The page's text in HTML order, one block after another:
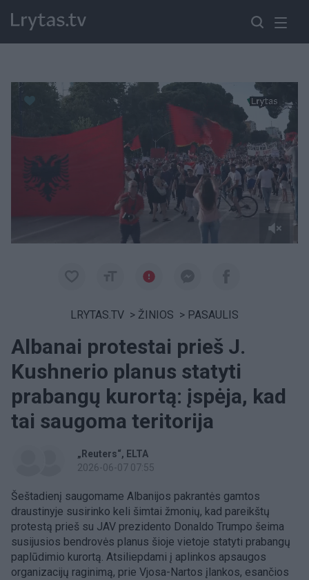
Paremkite Ukrainą
LRYTAS.TV > ŽINIOS > PASAULIS
Albanai protestai prieš J.
Kushnerio planus statyti
prabangų kurortą: įspėja, kad
tai saugoma teritorija
„Reuters“
ELTA
2026-06-07 07:55
Šeštadienį saugomame Albanijos pakrantės gamtos
draustinyje susirinko keli šimtai žmonių, kad pareikštų
protestą prieš su JAV prezidento Donaldo Trumpo šeima
susijusios bendrovės planus šioje vietoje statyti prabangų
paplūdimio kurortą. Atsiliepdami į aplinkos apsaugos
organizacijų raginimą, prie Vjosa-Nartos įlankos, esančios